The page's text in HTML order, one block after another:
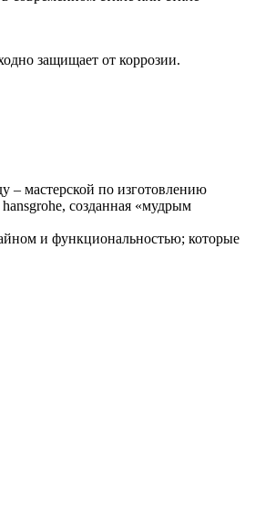
защищает от коррозии.
– мастерской по изготовлению
созданная «мудрым
и функциональностью; которые